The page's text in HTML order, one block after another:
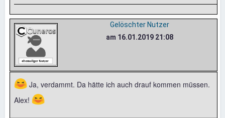
Gelöschter Nutzer
am 16.01.2019 21:08
😆 Ja, verdammt. Da hätte ich auch drauf kommen müssen.
Alex! 😆